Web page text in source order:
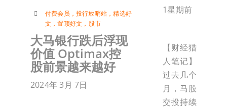
付费会员 ， 投行放哨站 ，精选好
文 ，置顶好文 ， 股市
大马银行跌后浮现
价值 Optimax控
股前景越来越好
2024年 3月 7日
1星期前
【财经猎
人笔记】
过去几个
月，马股
交投持续